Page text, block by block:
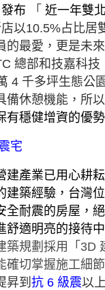
布 「 近一年雙
以10.5%占比居
的最愛，更是未
總部和技嘉科技
4 千多坪生態公
備休憩機能，所
有穩健增資的優勢
宅
建產業已用心耕
建築經驗，台灣
全耐震的房屋，
舒適明亮的接待
築規劃採用「3D
確切掌握施工細節
昇到 抗 6 級震以